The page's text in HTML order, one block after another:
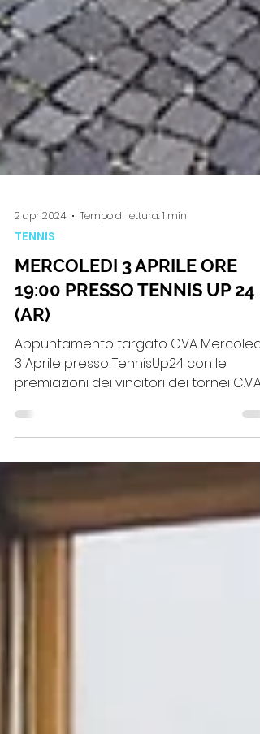
2 apr 2024 Tempo di lettura: 1 min
TENNIS
MERCOLEDI 3 APRILE ORE
19:00 PRESSO TENNIS UP 24
(AR)
Appuntamento targato CVA Mercoledi
3 Aprile presso TennisUp24 con le
premiazioni dei vincitori dei tornei C.V.A